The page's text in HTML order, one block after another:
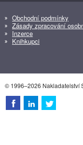
Obchodní podmínky
Zásady zpracování
Inzerce
Knihkupci
© 1996–2026 Nakladatelství